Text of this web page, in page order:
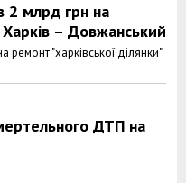
2 млрд грн на
– Довжанський
"харківської ділянки"
ДТП на